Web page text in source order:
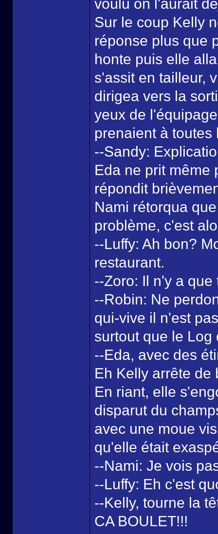
voulu on l'aurait
Sur le coup Kelly
réponse plus que
honte puis elle
s'assit en tailleur,
dirigea vers la
yeux de
prenaient à toutes
--Sandy:
Eda ne prit même
répondit
Nami rétorqua
problème, c'est
--Luffy: Ah bon?
restaurant.
--Zoro: Il n'y a
--Robin: Ne
qui-vive il n'est
surtout que le
--Eda, avec des
Eh Kelly arrête de
En riant, elle
disparut du
avec une moue
qu'elle était
--Nami: Je vois
--Luffy: Eh c'est
--Kelly, tourne la
CA BOULET!!!